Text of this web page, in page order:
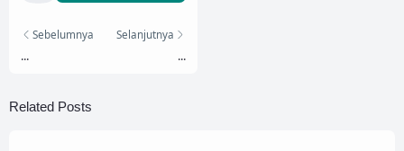
Sebelumnya
...
Selanjutnya
...
Related Posts